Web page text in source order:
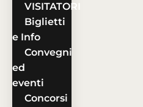
VISITATORI
Biglietti
e Info
Convegni
ed
eventi
Concorsi